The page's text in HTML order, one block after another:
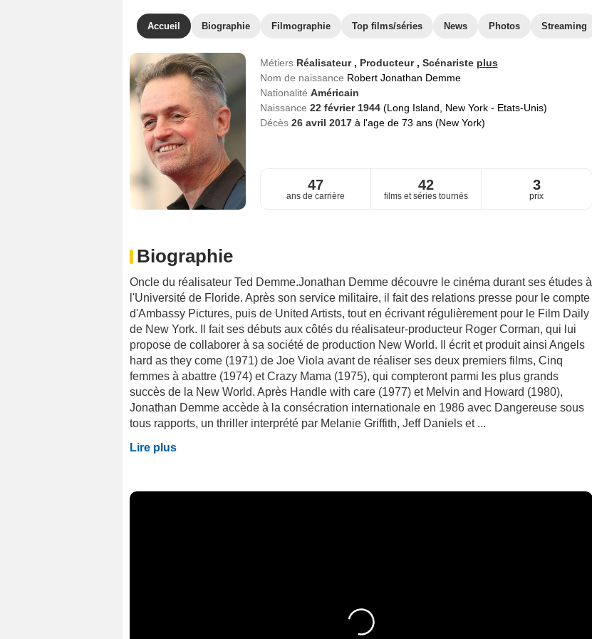
Accueil Biographie Filmographie Top films/séries News Photos Streaming
Métiers Réalisateur , Producteur , Scénariste plus
Nom de naissance Robert Jonathan Demme
Nationalité Américain
Naissance 22 février 1944 (Long Island, New York - Etats-Unis)
Décès 26 avril 2017 à l'age de 73 ans (New York)
47
ans de carrière
42
films et séries tournés
3
prix
Biographie
Oncle du réalisateur Ted Demme.Jonathan Demme découvre le cinéma durant ses études à
l'Université de Floride. Après son service militaire, il fait des relations presse pour le compte
d'Ambassy Pictures, puis de United Artists, tout en écrivant régulièrement pour le Film Daily
de New York. Il fait ses débuts aux côtés du réalisateur-producteur Roger Corman, qui lui
propose de collaborer à sa société de production New World. Il écrit et produit ainsi Angels
hard as they come (1971) de Joe Viola avant de réaliser ses deux premiers films, Cinq
femmes à abattre (1974) et Crazy Mama (1975), qui compteront parmi les plus grands
succès de la New World. Après Handle with care (1977) et Melvin and Howard (1980),
Jonathan Demme accède à la consécration internationale en 1986 avec Dangereuse sous
tous rapports, un thriller interprété par Melanie Griffith, Jeff Daniels et ...
Lire plus